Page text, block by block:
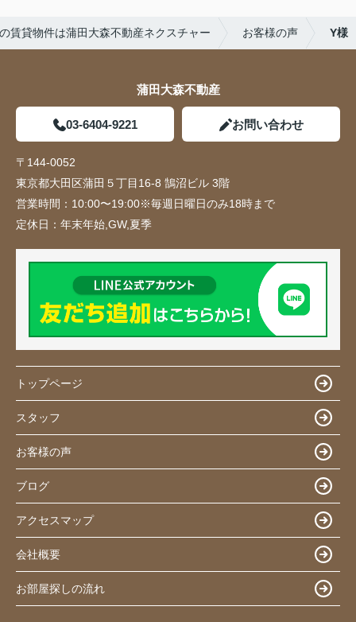
賃貸物件は蒲田大森不動産ネクスチャー お客様の声 Y様
蒲田大森不動産
03-6404-9221 お問い合わせ
〒144-0052
東京都大田区蒲田５丁目16-8 鵠沼ビル 3階
営業時間： 10:00〜19:00※毎週日曜日のみ18時まで
定休日： 年末年始,GW,夏季
トップページ
スタッフ
お客様の声
ブログ
アクセスマップ
会社概要
お部屋探しの流れ